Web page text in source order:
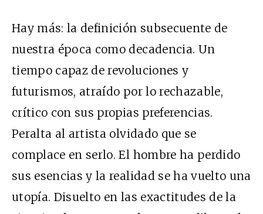
Hay más: la definición subsecuente de
nuestra época como decadencia. Un
tiempo capaz de revoluciones y
futurismos, atraído por lo rechazable,
crítico con sus propias preferencias.
Peralta al artista olvidado que se
complace en serlo. El hombre ha perdido
sus esencias y la realidad se ha vuelto una
utopía. Disuelto en las exactitudes de la